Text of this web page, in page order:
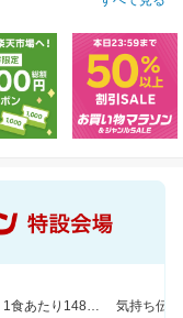
＼6％OFF！1食あたり148円／エコ梱包！パックご飯 180g×24食